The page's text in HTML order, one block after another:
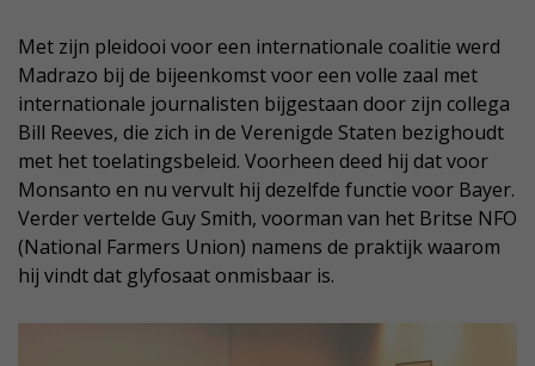
Met zijn pleidooi voor een internationale coalitie werd
Madrazo bij de bijeenkomst voor een volle zaal met
internationale journalisten bijgestaan door zijn collega
Bill Reeves, die zich in de Verenigde Staten bezighoudt
met het toelatingsbeleid. Voorheen deed hij dat voor
Monsanto en nu vervult hij dezelfde functie voor Bayer.
Verder vertelde Guy Smith, voorman van het Britse NFO
(National Farmers Union) namens de praktijk waarom
hij vindt dat glyfosaat onmisbaar is.